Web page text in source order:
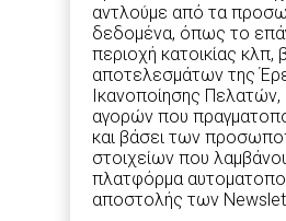
αντλούμε από τα
δεδομένα, όπως το
περιοχή κατοικίας κλπ,
αποτελεσμάτων της
Ικανοποίησης
αγορών που
και βάσει των
στοιχείων που
πλατφόρμα
αποστολής των